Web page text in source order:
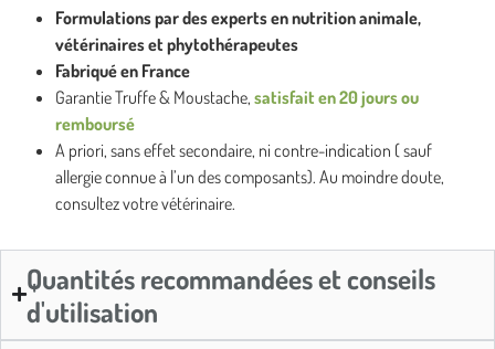
Formulations par des experts en nutrition animale,
vétérinaires et phytothérapeutes
Fabriqué en France
Garantie Truffe & Moustache, satisfait en 20 jours ou
remboursé
A priori, sans effet secondaire, ni contre-indication ( sauf
allergie connue à l’un des composants). Au moindre doute,
consultez votre vétérinaire.
Quantités recommandées et conseils
d'utilisation